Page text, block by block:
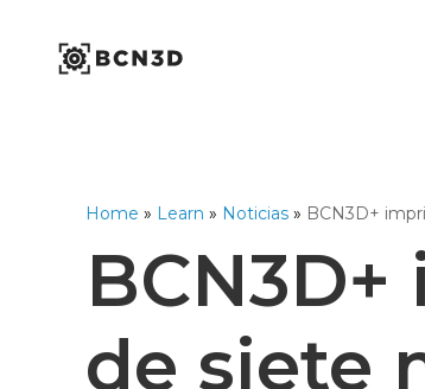
content
Home » Learn » Noticias » BCN3D+
de siete